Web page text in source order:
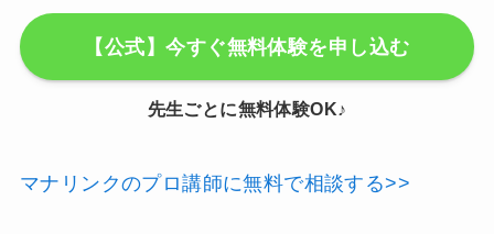
【公式】今すぐ無料体験を申し込む
先生ごとに無料体験OK♪
マナリンクのプロ講師に無料で相談する>>